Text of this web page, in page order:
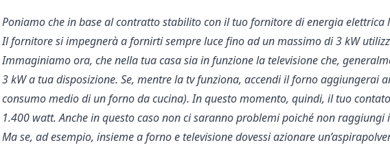
Poniamo che in base al contratto stabilito con il tuo fornitore di energia elettrica
Il fornitore si impegnerà a fornirti sempre luce fino ad un massimo di 3 kW
Immaginiamo ora, che nella tua casa sia in funzione la televisione che,
3 kW a tua disposizione. Se, mentre la tv funziona, accendi il forno
consumo medio di un forno da cucina). In questo momento, quindi, il tuo
1.400 watt. Anche in questo caso non ci saranno problemi poiché non
Ma se, ad esempio, insieme a forno e televisione dovessi azionare